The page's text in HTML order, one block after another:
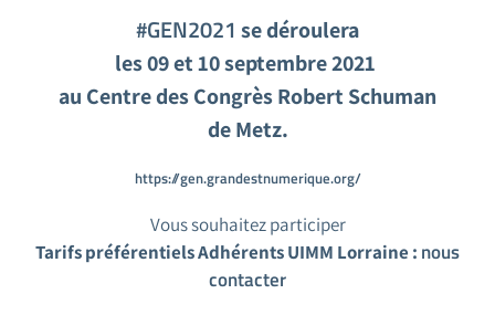
#GEN2021 se déroulera
les 09 et 10 septembre 2021
au Centre des Congrès Robert Schuman
de Metz.
https://gen.grandestnumerique.org/
Vous souhaitez participer
Tarifs préférentiels Adhérents UIMM Lorraine : nous
contacter